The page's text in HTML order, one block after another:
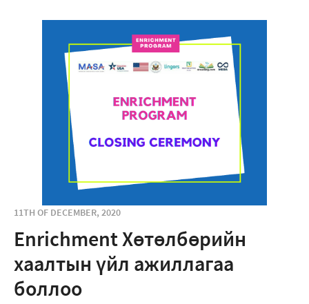
11TH OF DECEMBER, 2020
Enrichment Хөтөлбөрийн
хаалтын үйл ажиллагаа
боллоо